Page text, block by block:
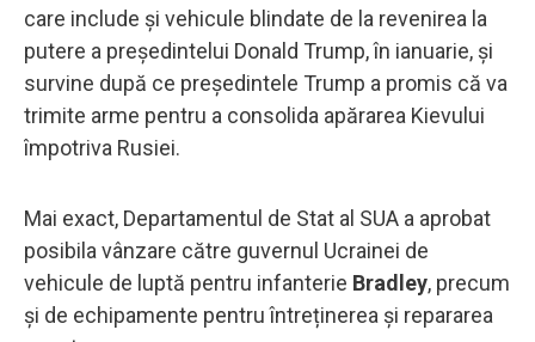
care include şi vehicule blindate de la revenirea la
putere a preşedintelui Donald Trump, în ianuarie, și
survine după ce preşedintele Trump a promis că va
trimite arme pentru a consolida apărarea Kievului
împotriva Rusiei.
Mai exact, Departamentul de Stat al SUA a aprobat
posibila vânzare către guvernul Ucrainei de
vehicule de luptă pentru infanterie Bradley, precum
și de echipamente pentru întreținerea și repararea